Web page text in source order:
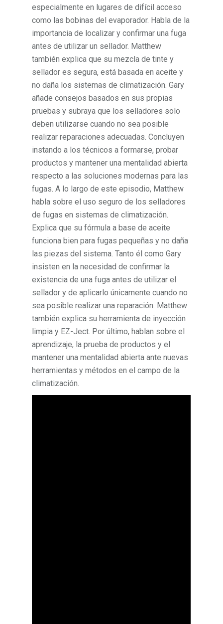
especialmente en lugares de difícil acceso
como las bobinas del evaporador. Habla de la
importancia de localizar y confirmar una fuga
antes de utilizar un sellador. Matthew
también explica que su mezcla de tinte y
sellador es segura, está basada en aceite y
no daña los sistemas de climatización. Gary
añade consejos basados en sus propias
pruebas y subraya que los selladores solo
deben utilizarse cuando no sea posible
realizar reparaciones adecuadas. Concluyen
instando a los técnicos a formarse, probar
productos y mantener una mentalidad abierta
respecto a las soluciones modernas para las
fugas. A lo largo de este episodio, Matthew
habla sobre el uso seguro de los selladores
de fugas en sistemas de climatización.
Explica que su fórmula a base de aceite
funciona bien para fugas pequeñas y no daña
las piezas del sistema. Tanto él como Gary
insisten en la necesidad de confirmar la
existencia de una fuga antes de utilizar el
sellador y de aplicarlo únicamente cuando no
sea posible realizar una reparación. Matthew
también explica su herramienta de inyección
limpia y EZ-Ject. Por último, hablan sobre el
aprendizaje, la prueba de productos y el
mantener una mentalidad abierta ante nuevas
herramientas y métodos en el campo de la
climatización.